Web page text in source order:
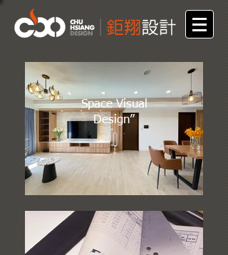
Space Visual
Design”